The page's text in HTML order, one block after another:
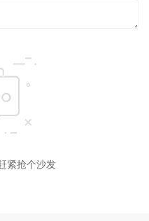
紧抢个沙发